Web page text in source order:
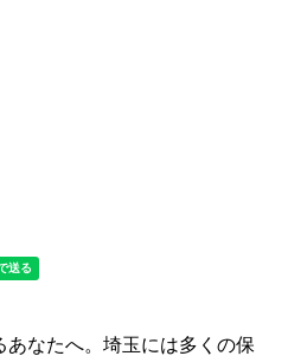
なたへ。埼玉には多くの保